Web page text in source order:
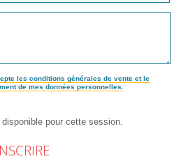
les conditions générales de vente et le
de mes données personnelles.
disponible pour cette session.